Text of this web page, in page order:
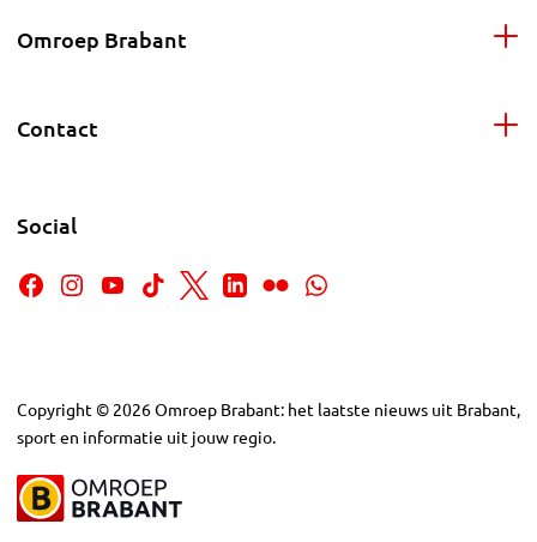
Omroep Brabant
Contact
Social
Copyright © 2026Omroep Brabant: het laatste nieuws uit Brabant,
sport en informatie uit jouw regio.